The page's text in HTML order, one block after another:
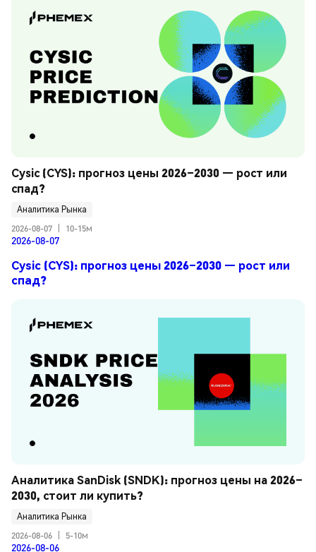
Cysic (CYS): прогноз цены 2026–2030 — рост или
спад?
Аналитика Рынка
2026-08-07
10-15м
2026-08-07
Cysic (CYS): прогноз цены 2026–2030 — рост или
спад?
Аналитика SanDisk (SNDK): прогноз цены на 2026–
2030, стоит ли купить?
Аналитика Рынка
2026-08-06
5-10м
2026-08-06